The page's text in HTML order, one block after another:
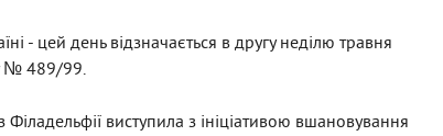
- цей день відзначається в другу неділю травня
№ 489/99.
виступила з ініціативою вшановування